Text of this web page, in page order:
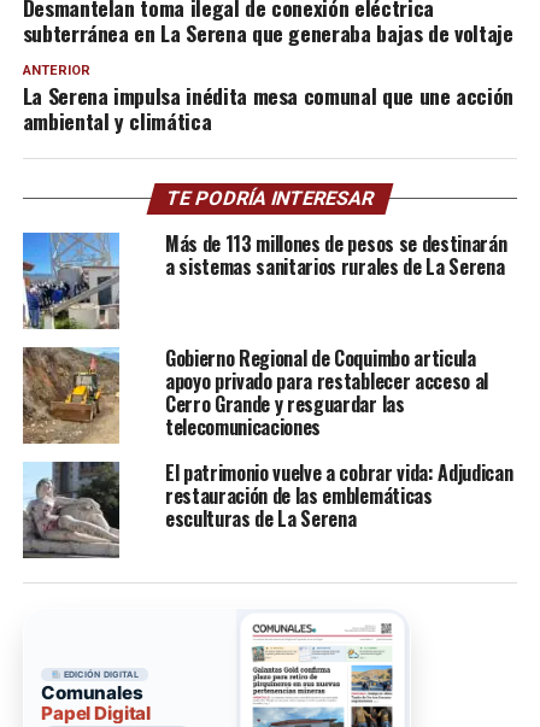
Desmantelan toma ilegal de conexión eléctrica
subterránea en La Serena que generaba bajas de voltaje
ANTERIOR
La Serena impulsa inédita mesa comunal que une acción
ambiental y climática
TE PODRÍA INTERESAR
Más de 113 millones de pesos se destinarán
a sistemas sanitarios rurales de La Serena
Gobierno Regional de Coquimbo articula
apoyo privado para restablecer acceso al
Cerro Grande y resguardar las
telecomunicaciones
El patrimonio vuelve a cobrar vida: Adjudican
restauración de las emblemáticas
esculturas de La Serena
EDICIÓN DIGITAL
Comunales
Papel Digital